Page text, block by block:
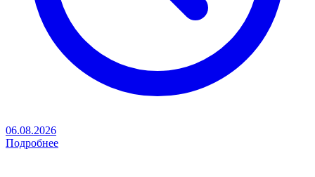
06.08.2026
Подробнее